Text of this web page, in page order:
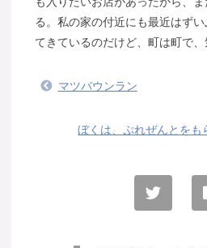
る。私の家の付近にも最近はず
てきているのだけど、町は町で、
マツバウンラン
ぼくは、ぷれぜんとをも